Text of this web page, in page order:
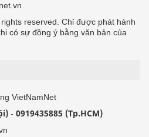
reserved. Chỉ được phát hành
có sự đồng ý bằng văn bản của
VietNamNet
- 0919435885 (Tp.HCM)